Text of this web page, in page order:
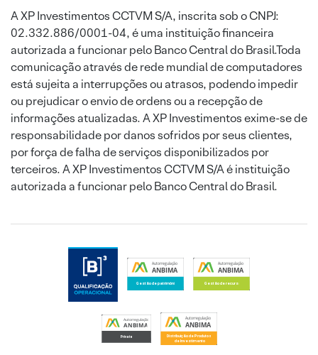
A XP Investimentos CCTVM S/A, inscrita sob o CNPJ:
02.332.886/0001-04, é uma instituição financeira
autorizada a funcionar pelo Banco Central do Brasil.Toda
comunicação através de rede mundial de computadores
está sujeita a interrupções ou atrasos, podendo impedir
ou prejudicar o envio de ordens ou a recepção de
informações atualizadas. A XP Investimentos exime-se de
responsabilidade por danos sofridos por seus clientes,
por força de falha de serviços disponibilizados por
terceiros. A XP Investimentos CCTVM S/A é instituição
autorizada a funcionar pelo Banco Central do Brasil.